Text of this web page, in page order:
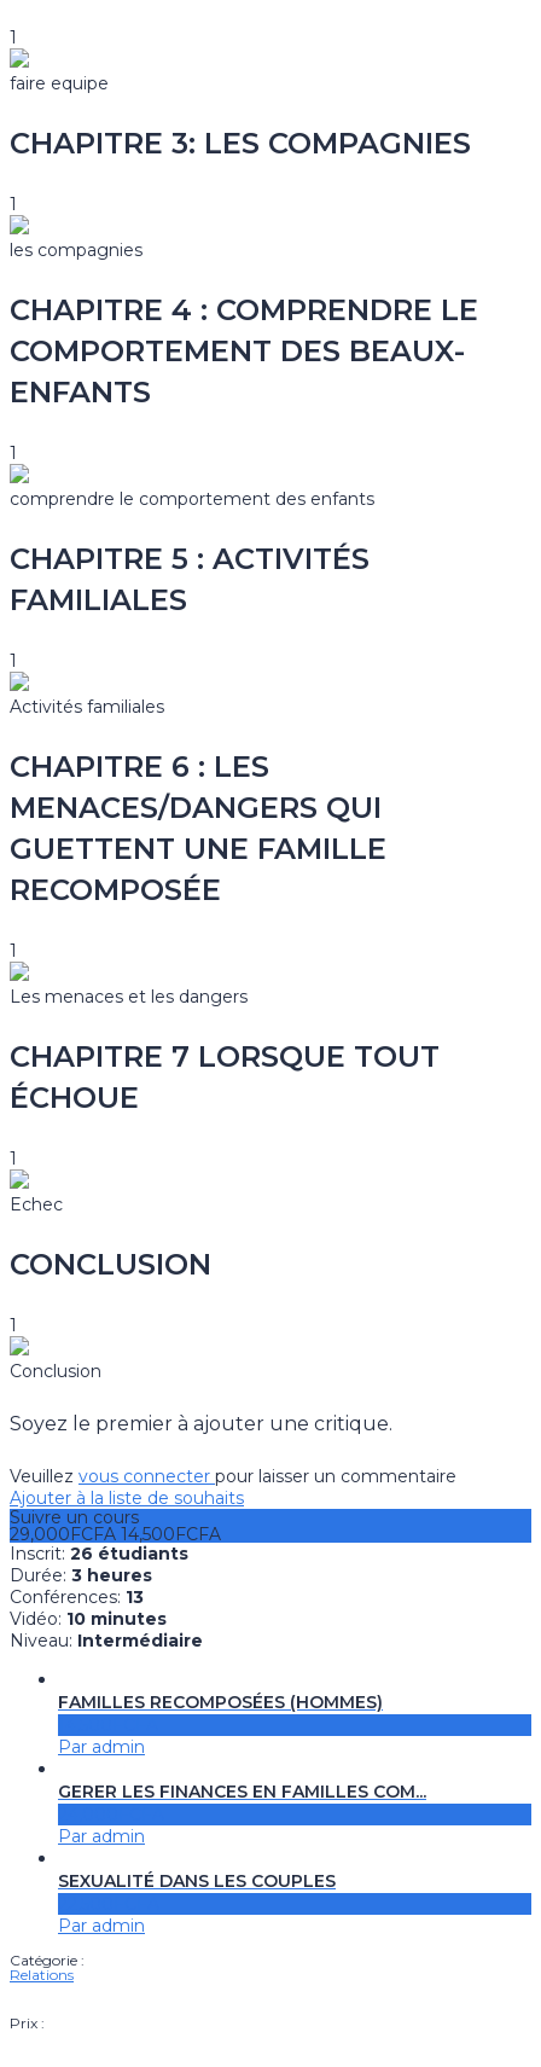
1
faire equipe
CHAPITRE 3: LES COMPAGNIES
1
les compagnies
CHAPITRE 4 : COMPRENDRE LE
COMPORTEMENT DES BEAUX-
ENFANTS
1
comprendre le comportement des enfants
CHAPITRE 5 : ACTIVITÉS
FAMILIALES
1
Activités familiales
CHAPITRE 6 : LES
MENACES/DANGERS QUI
GUETTENT UNE FAMILLE
RECOMPOSÉE
1
Les menaces et les dangers
CHAPITRE 7 LORSQUE TOUT
ÉCHOUE
1
Echec
CONCLUSION
1
Conclusion
Soyez le premier à ajouter une critique.
Veuillez vous connecter pour laisser un commentaire
Ajouter à la liste de souhaits
Suivre un cours
29,000FCFA 14,500FCFA
Inscrit: 26 étudiants
Durée: 3 heures
Conférences: 13
Vidéo: 10 minutes
Niveau: Intermédiaire
FAMILLES RECOMPOSÉES (HOMMES)
Par admin
GERER LES FINANCES EN FAMILLES COM...
Par admin
SEXUALITÉ DANS LES COUPLES
Par admin
Catégorie :
Relations
Prix :